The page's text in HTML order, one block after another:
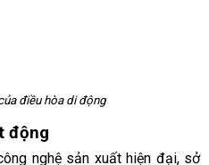
điều hòa di động
động
nghệ sản xuất hiện đại, sở